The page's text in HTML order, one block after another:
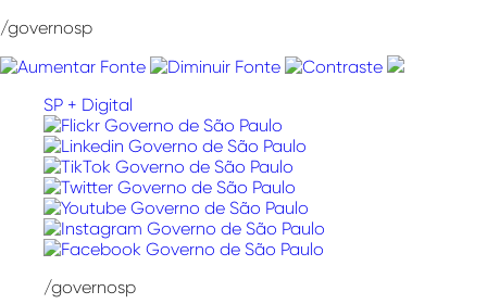
/governosp
SP + Digital
/governosp